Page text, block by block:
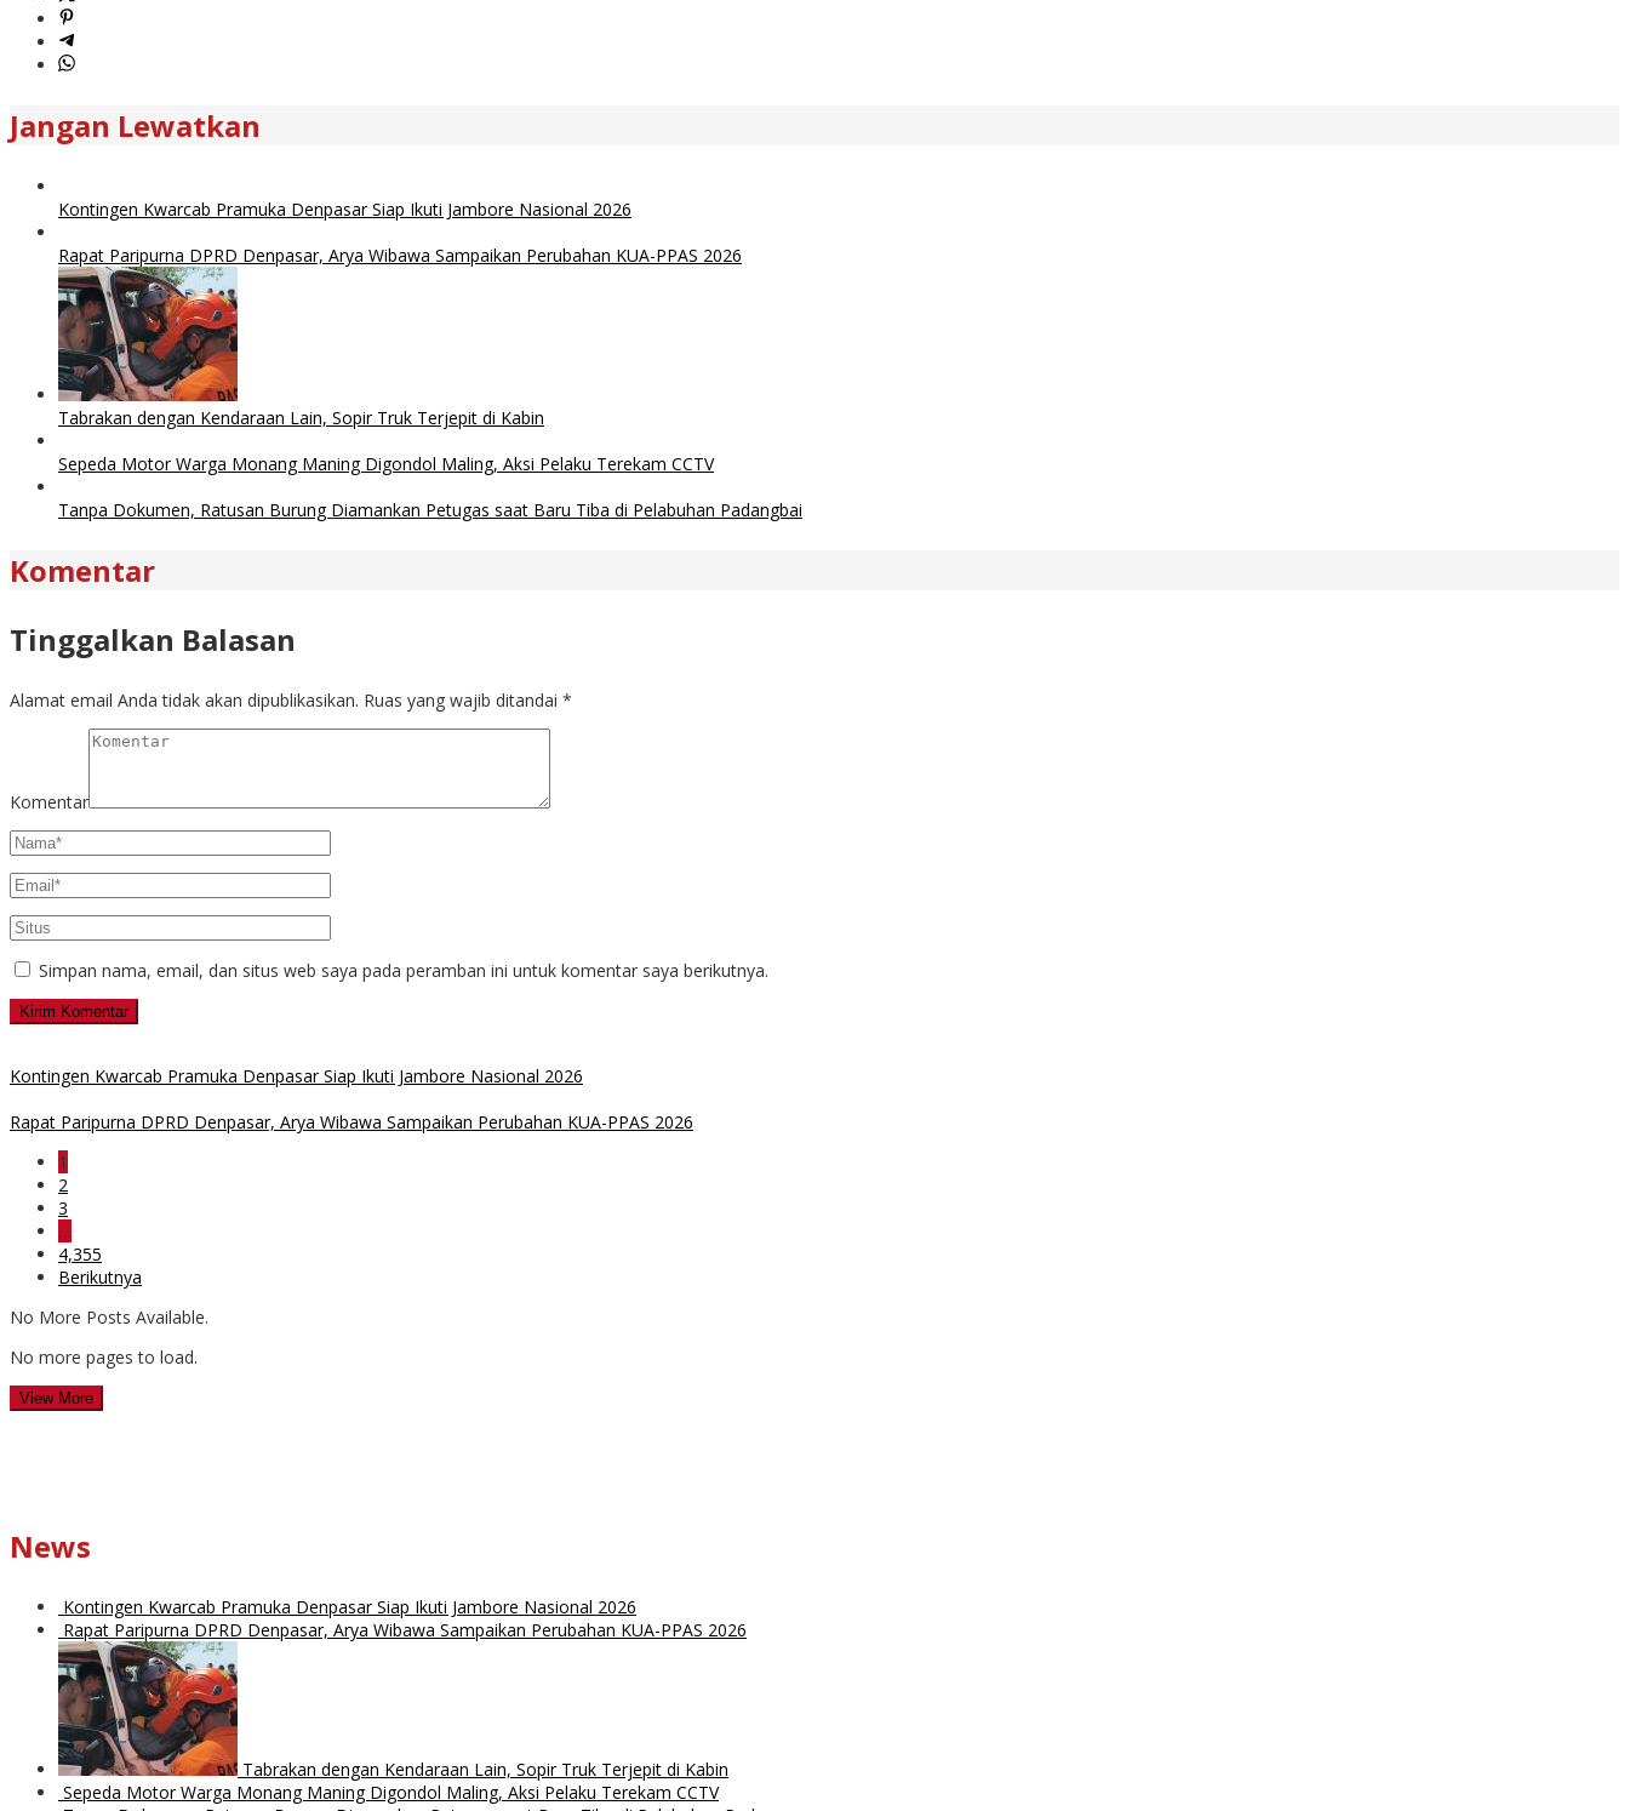
Jangan Lewatkan
Kontingen Kwarcab Pramuka Denpasar Siap Ikuti Jambore Nasional 2026
Rapat Paripurna DPRD Denpasar, Arya Wibawa Sampaikan Perubahan KUA-PPAS 2026
Tabrakan dengan Kendaraan Lain, Sopir Truk Terjepit di Kabin
Sepeda Motor Warga Monang Maning Digondol Maling, Aksi Pelaku Terekam CCTV
Tanpa Dokumen, Ratusan Burung Diamankan Petugas saat Baru Tiba di Pelabuhan Padangbai
Komentar
Tinggalkan Balasan
Alamat email Anda tidak akan dipublikasikan. Ruas yang wajib ditandai *
Komentar
Simpan nama, email, dan situs web saya pada peramban ini untuk komentar saya berikutnya.
Kontingen Kwarcab Pramuka Denpasar Siap Ikuti Jambore Nasional 2026
Rapat Paripurna DPRD Denpasar, Arya Wibawa Sampaikan Perubahan KUA-PPAS 2026
1
2
3
…
4,355
Berikutnya
No More Posts Available.
No more pages to load.
View More
News
Kontingen Kwarcab Pramuka Denpasar Siap Ikuti Jambore Nasional 2026
Rapat Paripurna DPRD Denpasar, Arya Wibawa Sampaikan Perubahan KUA-PPAS 2026
Tabrakan dengan Kendaraan Lain, Sopir Truk Terjepit di Kabin
Sepeda Motor Warga Monang Maning Digondol Maling, Aksi Pelaku Terekam CCTV